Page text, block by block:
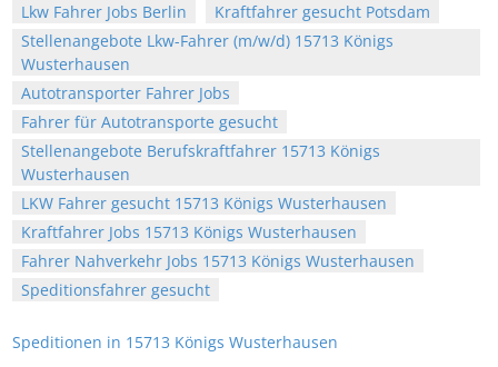
Lkw Fahrer Jobs Berlin
Kraftfahrer gesucht Potsdam
Stellenangebote Lkw-Fahrer (m/w/d) 15713 Königs
Wusterhausen
Autotransporter Fahrer Jobs
Fahrer für Autotransporte gesucht
Stellenangebote Berufskraftfahrer 15713 Königs
Wusterhausen
LKW Fahrer gesucht 15713 Königs Wusterhausen
Kraftfahrer Jobs 15713 Königs Wusterhausen
Fahrer Nahverkehr Jobs 15713 Königs Wusterhausen
Speditionsfahrer gesucht
Speditionen in 15713 Königs Wusterhausen